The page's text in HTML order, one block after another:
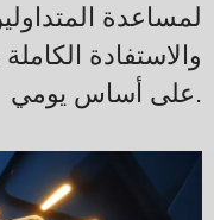
لمساعدة
والاستفادة
على أساس يومي.